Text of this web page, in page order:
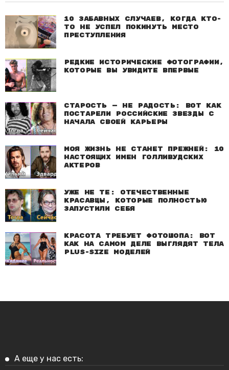
10 забавных случаев, когда кто-
то не успел покинуть место
преступления
Редкие исторические фотографии,
которые вы увидите впервые
Старость — не радость: Вот как
постарели российские звезды с
начала своей карьеры
Моя жизнь не станет прежней: 10
настоящих имен голливудских
актеров
Уже не те: Отечественные
красавцы, которые полностью
запустили себя
Красота требует фотошопа: Вот
как на самом деле выглядят тела
plus-size моделей
А еще у нас есть: